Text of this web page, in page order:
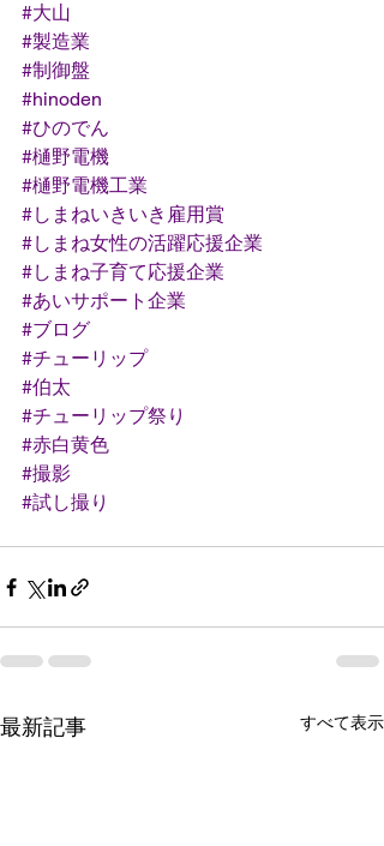
#大山
#製造業
#制御盤
#hinoden
#ひのでん
#樋野電機
#樋野電機工業
#しまねいきいき雇用賞
#しまね女性の活躍応援企業
#しまね子育て応援企業
#あいサポート企業
#ブログ
#チューリップ
#伯太
#チューリップ祭り
#赤白黄色
#撮影
#試し撮り
最新記事 すべて表示